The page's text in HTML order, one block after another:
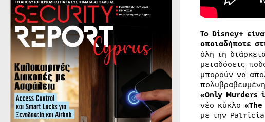
Το Disney+
οποιαδήποτε
όλη τη
μεταδόσεις
μπορούν να
«Only
νέο κύκλο
με την